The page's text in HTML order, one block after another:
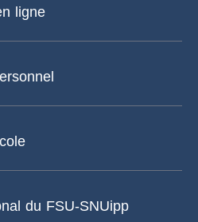
ligne
du FSU-SNUipp